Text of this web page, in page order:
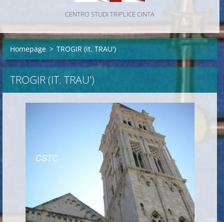
CENTRO STUDI TRIPLICE CINTA
Homepage > TROGIR (it. TRAU')
TROGIR (IT. TRAU')